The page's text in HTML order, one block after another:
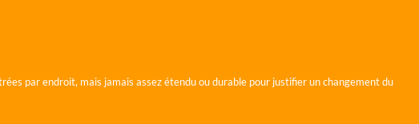
par endroit, mais jamais assez étendu ou durable pour justifier un changement du